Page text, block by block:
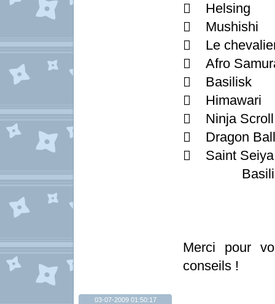
 Helsing
 Mushishi
 Le chevalier
 Afro
 Basilisk
 Himawari
 Ninja Scroll
 Dragon
 Saint Seiya
Merci pour
conseils !
03-07-2009 01:50:17